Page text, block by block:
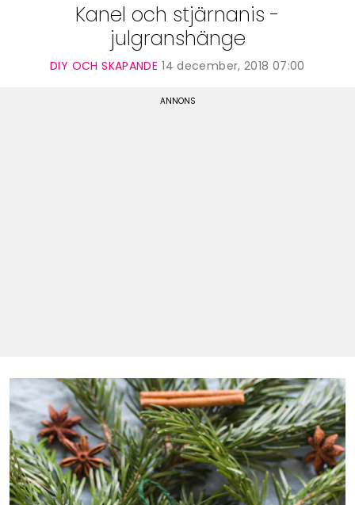
Kanel och stjärnanis -
julgranshänge
DIY OCH SKAPANDE 14 december, 2018 07:00